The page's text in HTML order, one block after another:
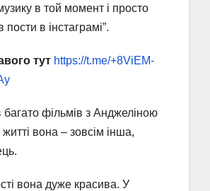
в той момент і просто
в інстаграмі”.
тут https://t.me/+8ViEM-
багато фільмів з Анджеліною
вона – зовсім інша,
вона дуже красива. У